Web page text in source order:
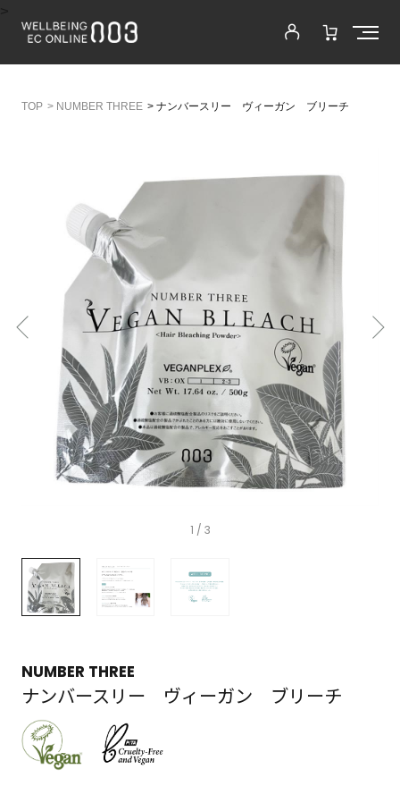
> NUMBER THREE > ナンバースリー ヴィーガン ブリーチ
1 / 3
NUMBER THREE
ナンバースリー ヴィーガン ブリーチ